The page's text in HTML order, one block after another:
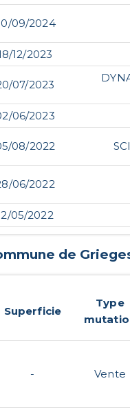
09/2024
12/2023
07/2023
06/2023
08/2022
06/2022
05/2022
de
Superficie
Type
- Vente